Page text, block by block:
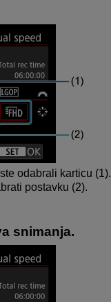
odabrali karticu (1).
postavku (2).
snimanja.